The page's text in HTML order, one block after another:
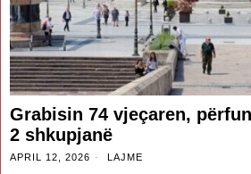
Grabisin 74 vjeçaren,
2 shkupjanë
APRIL 12, 2026 LAJME